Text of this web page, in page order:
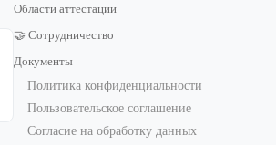
Области аттестации
🤝 Сотрудничество
Документы
Политика конфиденциальности
Пользовательское соглашение
Согласие на обработку данных